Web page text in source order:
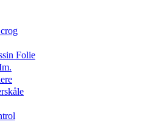
Folie